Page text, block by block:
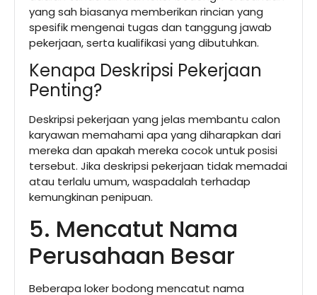
yang sah biasanya memberikan rincian yang
spesifik mengenai tugas dan tanggung jawab
pekerjaan, serta kualifikasi yang dibutuhkan.
Kenapa Deskripsi Pekerjaan
Penting?
Deskripsi pekerjaan yang jelas membantu calon
karyawan memahami apa yang diharapkan dari
mereka dan apakah mereka cocok untuk posisi
tersebut. Jika deskripsi pekerjaan tidak memadai
atau terlalu umum, waspadalah terhadap
kemungkinan penipuan.
5. Mencatut Nama
Perusahaan Besar
Beberapa loker bodong mencatut nama